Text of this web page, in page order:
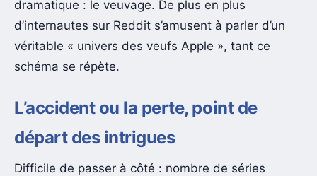
dramatique : le veuvage. De plus en plus
d’internautes sur Reddit s’amusent à parler d’un
véritable « univers des veufs Apple », tant ce
schéma se répète.
L’accident ou la perte, point de
départ des intrigues
Difficile de passer à côté : nombre de séries